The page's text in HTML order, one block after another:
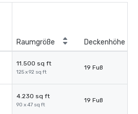
Raumgröße Deckenhöhe
11.500 sq ft
125 x 92 sq ft
19 Fuß
4.230 sq ft
90 x 47 sq ft
19 Fuß